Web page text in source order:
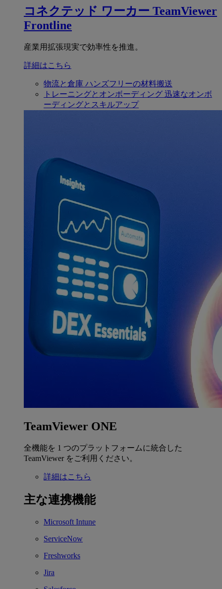
コネクテッド ワーカー TeamViewer
Frontline
産業用拡張現実で効率性を推進。
詳細はこちら
物流と倉庫 ハンズフリーの材料搬送
トレーニングとオンボーディング 迅速なオンボ
ーディングとスキルアップ
TeamViewer ONE
全機能を 1 つのプラットフォームに統合した
TeamViewer をご利用ください。
詳細はこちら
主な連携機能
Microsoft Intune
ServiceNow
Freshworks
Jira